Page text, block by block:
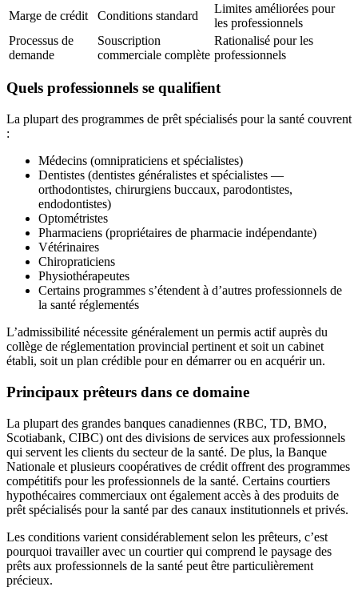
Marge de crédit Conditions standard
Limites améliorées pour
les professionnels
Processus de
demande
Souscription
commerciale complète
Rationalisé pour les
professionnels
Quels professionnels se qualifient
La plupart des programmes de prêt spécialisés pour la santé couvrent
:
Médecins (omnipraticiens et spécialistes)
Dentistes (dentistes généralistes et spécialistes —
orthodontistes, chirurgiens buccaux, parodontistes,
endodontistes)
Optométristes
Pharmaciens (propriétaires de pharmacie indépendante)
Vétérinaires
Chiropraticiens
Physiothérapeutes
Certains programmes s’étendent à d’autres professionnels de
la santé réglementés
L’admissibilité nécessite généralement un permis actif auprès du
collège de réglementation provincial pertinent et soit un cabinet
établi, soit un plan crédible pour en démarrer ou en acquérir un.
Principaux prêteurs dans ce domaine
La plupart des grandes banques canadiennes (RBC, TD, BMO,
Scotiabank, CIBC) ont des divisions de services aux professionnels
qui servent les clients du secteur de la santé. De plus, la Banque
Nationale et plusieurs coopératives de crédit offrent des programmes
compétitifs pour les professionnels de la santé. Certains courtiers
hypothécaires commerciaux ont également accès à des produits de
prêt spécialisés pour la santé par des canaux institutionnels et privés.
Les conditions varient considérablement selon les prêteurs, c’est
pourquoi travailler avec un courtier qui comprend le paysage des
prêts aux professionnels de la santé peut être particulièrement
précieux.